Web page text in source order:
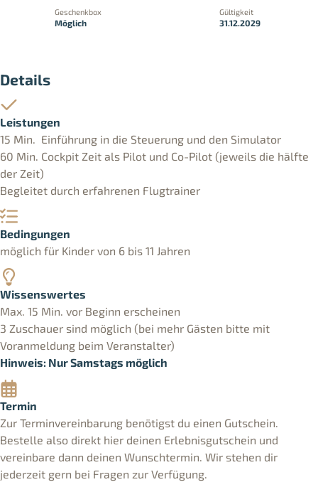
Geschenkbox
Möglich
Gültigkeit
31.12.2029
Details
Leistungen
15 Min. Einführung in die Steuerung und den Simulator
60 Min. Cockpit Zeit als Pilot und Co-Pilot (jeweils die hälfte
der Zeit)
Begleitet durch erfahrenen Flugtrainer
Bedingungen
möglich für Kinder von 6 bis 11 Jahren
Wissenswertes
Max. 15 Min. vor Beginn erscheinen
3 Zuschauer sind möglich (bei mehr Gästen bitte mit
Voranmeldung beim Veranstalter)
Hinweis: Nur Samstags möglich
Termin
Zur Terminvereinbarung benötigst du einen Gutschein.
Bestelle also direkt hier deinen Erlebnisgutschein und
vereinbare dann deinen Wunschtermin. Wir stehen dir
jederzeit gern bei Fragen zur Verfügung.